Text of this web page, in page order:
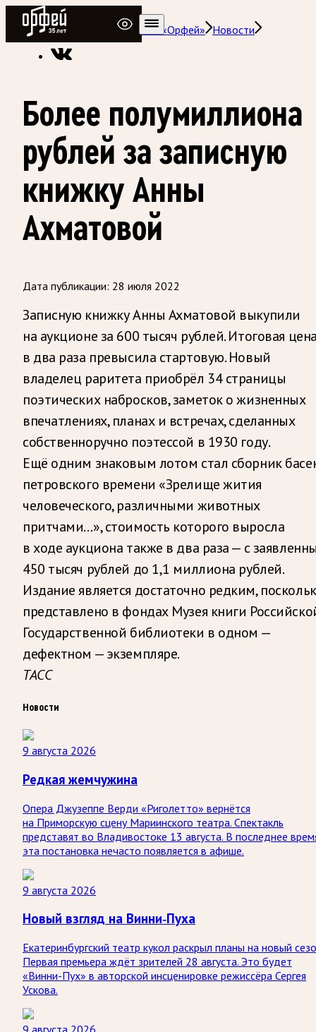
Радио Орфей
Радио классической музыки «Орфей» Новости
Более полумиллиона
рублей за записную
книжку Анны
Ахматовой
Дата публикации: 28 июля 2022
Записную книжку Анны Ахматовой выкупили
на аукционе за 600 тысяч рублей. Итоговая
в два раза превысила стартовую. Новый
владелец раритета приобрёл 34 страницы
поэтических набросков, заметок о жизненных
впечатлениях, планах и встречах, сделанных
собственноручно поэтессой в 1930 году.
Ещё одним знаковым лотом стал сборник
петровского времени «Зрелище жития
человеческого, различными животных
притчами…», стоимость которого выросла
в ходе аукциона также в два раза — с
450 тысяч рублей до 1,1 миллиона рублей.
Издание является достаточно редким,
представлено в фондах Музея книги
Государственной библиотеки в одном —
дефектном — экземпляре.
ТАСС
Новости
9 августа 2026
Редкая жемчужина
Опера Джузеппе Верди «Риголетто» вернётся
на Приморскую сцену Мариинского театра. Спектакль
представят во Владивостоке 13 августа. В последнее
эта постановка нечасто появляется в афише.
9 августа 2026
Новый взгляд на Винни-Пуха
Екатеринбургский театр кукол раскрыл планы на новый
Первая премьера ждёт зрителей 28 августа. Это будет
«Винни-Пух» в авторской инсценировке режиссёра Сергея
Ускова.